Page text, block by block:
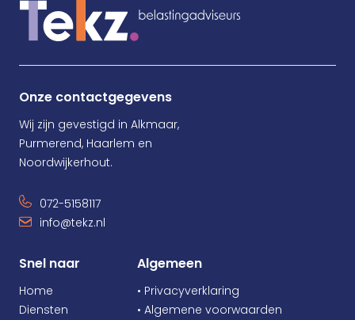
Onze contactgegevens
Wij zijn gevestigd in Alkmaar,
Purmerend, Haarlem en
Noordwijkerhout.
072-5158117
info@tekz.nl
Snel naar
Home
Diensten
Algemeen
• Privacyverklaring
• Algemene voorwaarden